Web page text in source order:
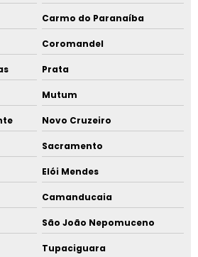
Carmo do Paranaíba
Coromandel
Prata
Mutum
Novo Cruzeiro
Sacramento
Elói Mendes
Camanducaia
São João Nepomuceno
Tupaciguara